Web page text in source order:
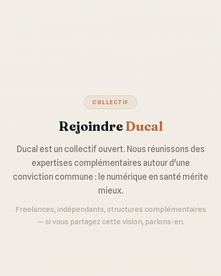
COLLECTIF
Rejoindre Ducal
Ducal est un collectif ouvert. Nous réunissons des
expertises complémentaires autour d'une
conviction commune : le numérique en santé mérite
mieux.
Freelances, indépendants, structures complémentaires
— si vous partagez cette vision, parlons-en.